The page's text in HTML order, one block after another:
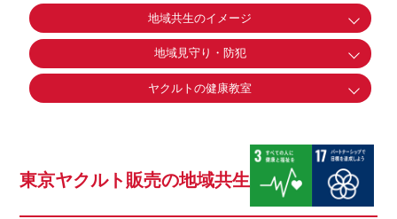
地域共生のイメージ
地域見守り・防犯
ヤクルトの健康教室
東京ヤクルト販売の地域共生